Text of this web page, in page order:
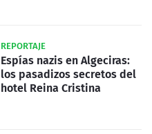
REPORTAJE
Espías nazis en Algeciras:
los pasadizos secretos del
hotel Reina Cristina